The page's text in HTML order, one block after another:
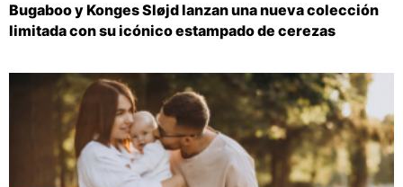
Bugaboo y Konges Sløjd lanzan una nueva colección
limitada con su icónico estampado de cerezas